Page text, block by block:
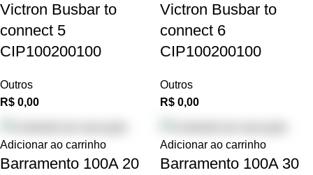
Victron Busbar to
connect 5
CIP100200100
Outros
R$ 0,00
Victron Busbar to
connect 6
CIP100200100
Outros
R$ 0,00
Adicionar ao carrinho
Barramento 100A 20
Adicionar ao carrinho
Barramento 100A 30